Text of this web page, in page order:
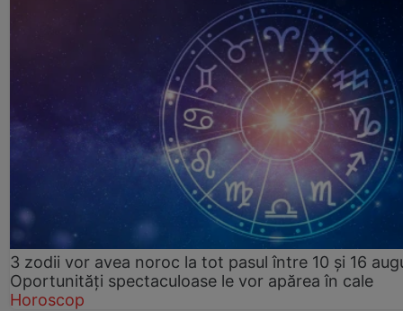
3 zodii vor avea noroc la tot pasul între 10 și 16
Oportunități spectaculoase le vor apărea în cale
Horoscop